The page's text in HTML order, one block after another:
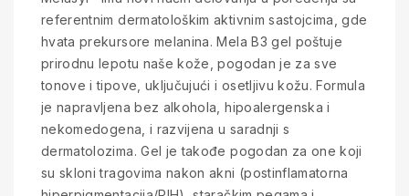
referentnim dermatološkim aktivnim sastojcima, gde
hvata prekursore melanina. Mela B3 gel poštuje
prirodnu lepotu naše kože, pogodan je za sve
tonove i tipove, uključujući i osetljivu kožu. Formula
je napravljena bez alkohola, hipoalergenska i
nekomedogena, i razvijena u saradnji s
dermatolozima. Gel je takođe pogodan za one koji
su skloni tragovima nakon akni (postinflamatorna